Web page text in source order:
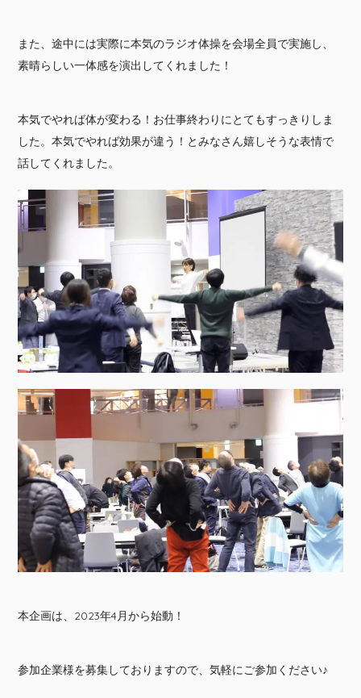
また、途中には実際に本気のラジオ体操を会場全員で実施し、
素晴らしい一体感を演出してくれました！
本気でやれば体が変わる！お仕事終わりにとてもすっきりしま
した。本気でやれば効果が違う！とみなさん嬉しそうな表情で
話してくれました。
本企画は、2023年4月から始動！
参加企業様を募集しておりますので、気軽にご参加ください♪